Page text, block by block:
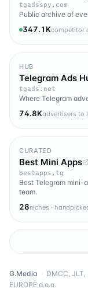
tgadsspy.com
Public archive of
347.1Kcompetitor
HUB
Telegram Ads
tgads.net
Where Telegram
74.8Kadvertisers to
CURATED
Best Mini Apps
bestapps.tg
Best Telegram mini-
team.
28niches ·
G.Media · DMCC, JLT,
EUROPE d.o.o.